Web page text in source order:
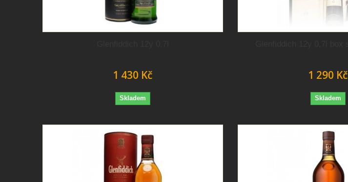
1 430 Kč
Skladem
1 290 Kč
Skladem